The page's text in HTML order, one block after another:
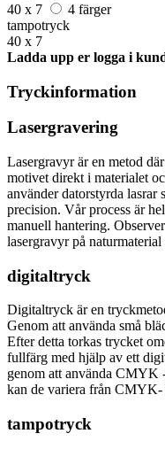
40 x 7
4 färger
tampotryck
40 x 7
Ladda upp er logga i
Tryckinformation
Lasergravering
Lasergravyr är en metod
motivet direkt i materialet
använder datorstyrda lasrar
precision. Vår process är
manuell hantering.
lasergravyr på
digitaltryck
Digitaltryck är en
Genom att använda små
Efter detta torkas trycket
fullfärg med hjälp av ett
genom att använda CMYK
kan de variera från CMYK-
tampotryck